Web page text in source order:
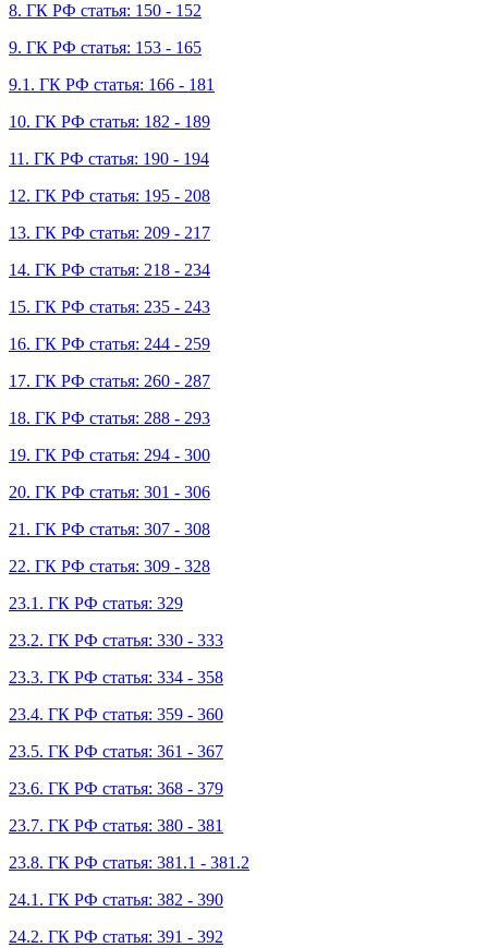
8. ГК РФ статья: 150 - 152
9. ГК РФ статья: 153 - 165
9.1. ГК РФ статья: 166 - 181
10. ГК РФ статья: 182 - 189
11. ГК РФ статья: 190 - 194
12. ГК РФ статья: 195 - 208
13. ГК РФ статья: 209 - 217
14. ГК РФ статья: 218 - 234
15. ГК РФ статья: 235 - 243
16. ГК РФ статья: 244 - 259
17. ГК РФ статья: 260 - 287
18. ГК РФ статья: 288 - 293
19. ГК РФ статья: 294 - 300
20. ГК РФ статья: 301 - 306
21. ГК РФ статья: 307 - 308
22. ГК РФ статья: 309 - 328
23.1. ГК РФ статья: 329
23.2. ГК РФ статья: 330 - 333
23.3. ГК РФ статья: 334 - 358
23.4. ГК РФ статья: 359 - 360
23.5. ГК РФ статья: 361 - 367
23.6. ГК РФ статья: 368 - 379
23.7. ГК РФ статья: 380 - 381
23.8. ГК РФ статья: 381.1 - 381.2
24.1. ГК РФ статья: 382 - 390
24.2. ГК РФ статья: 391 - 392